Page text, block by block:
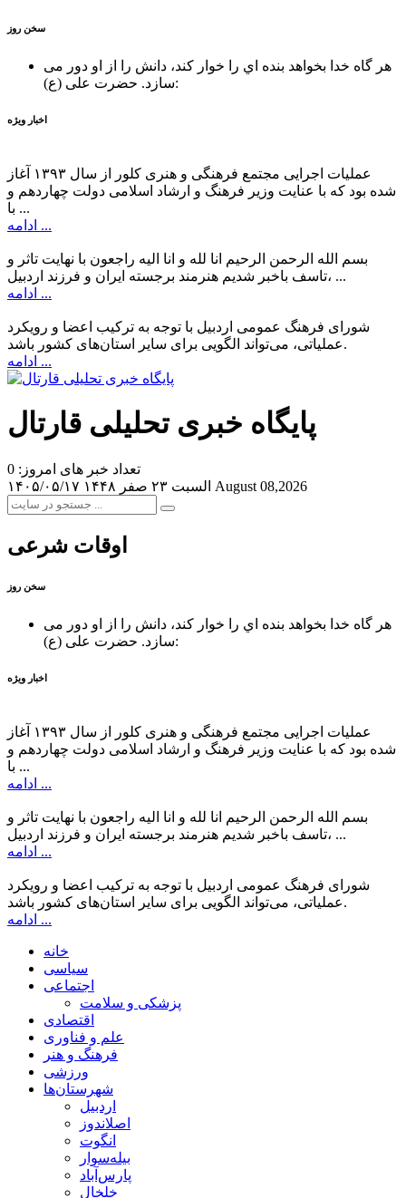
سخن روز
هر گاه خدا بخواهد بنده اي را خوار كند، دانش را از او دور می
سازد.حضرت علی (ع):
اخبار ویژه
عملیات اجرایی مجتمع فرهنگی و هنری کلور از سال ۱۳۹۳ آغاز
شده بود که با عنایت وزیر فرهنگ و ارشاد اسلامی دولت چهاردهم و
با ...
ادامه ...
بسم الله الرحمن الرحیم انا لله و انا الیه راجعون با نهایت تاثر و
تاسف باخبر شدیم هنرمند برجسته ایران و فرزند اردبیل، ...
ادامه ...
شورای فرهنگ عمومی اردبیل با توجه به ترکیب اعضا و رویکرد
عملیاتی، می‌تواند الگویی برای سایر استان‌های کشور باشد.
ادامه ...
پایگاه خبری تحلیلی قارتال
تعداد خبر های امروز: 0
۱۴۰۵/۰۵/۱۷
السبت ۲۳ صفر ۱۴۴۸ August 08,2026
اوقات شرعی
سخن روز
هر گاه خدا بخواهد بنده اي را خوار كند، دانش را از او دور می
سازد.حضرت علی (ع):
اخبار ویژه
عملیات اجرایی مجتمع فرهنگی و هنری کلور از سال ۱۳۹۳ آغاز
شده بود که با عنایت وزیر فرهنگ و ارشاد اسلامی دولت چهاردهم و
با ...
ادامه ...
بسم الله الرحمن الرحیم انا لله و انا الیه راجعون با نهایت تاثر و
تاسف باخبر شدیم هنرمند برجسته ایران و فرزند اردبیل، ...
ادامه ...
شورای فرهنگ عمومی اردبیل با توجه به ترکیب اعضا و رویکرد
عملیاتی، می‌تواند الگویی برای سایر استان‌های کشور باشد.
ادامه ...
خانه
سیاسی
اجتماعی
پزشکی و سلامت
اقتصادی
علم و فناوری
فرهنگ و هنر
ورزشی
شهرستان‌ها
اردبیل
اصلاندوز
انگوت
بیله‌سوار
پارس‌آباد
خلخال